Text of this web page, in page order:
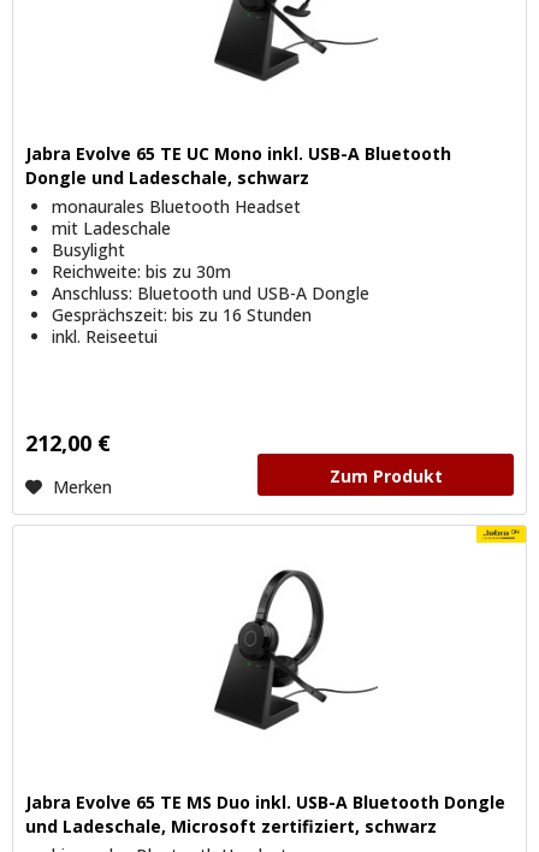
Jabra Evolve 65 TE UC Mono inkl. USB-A Bluetooth
Dongle und Ladeschale, schwarz
monaurales Bluetooth Headset
mit Ladeschale
Busylight
Reichweite: bis zu 30m
Anschluss: Bluetooth und USB-A Dongle
Gesprächszeit: bis zu 16 Stunden
inkl. Reiseetui
212,00 €
Merken Zum Produkt
Jabra Evolve 65 TE MS Duo inkl. USB-A Bluetooth Dongle
und Ladeschale, Microsoft zertifiziert, schwarz